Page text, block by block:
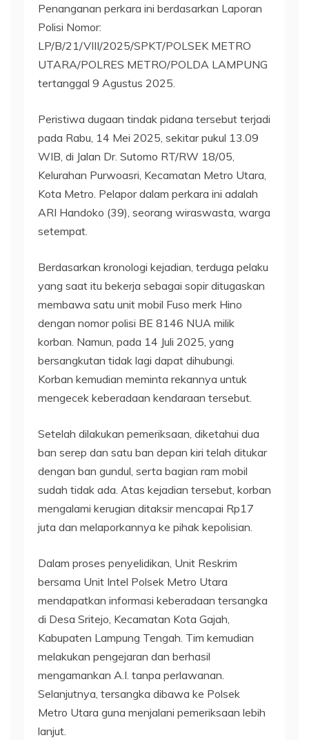
Penanganan perkara ini berdasarkan Laporan
Polisi Nomor:
LP/B/21/VIII/2025/SPKT/POLSEK METRO
UTARA/POLRES METRO/POLDA LAMPUNG
tertanggal 9 Agustus 2025.
Peristiwa dugaan tindak pidana tersebut terjadi
pada Rabu, 14 Mei 2025, sekitar pukul 13.09
WIB, di Jalan Dr. Sutomo RT/RW 18/05,
Kelurahan Purwoasri, Kecamatan Metro Utara,
Kota Metro. Pelapor dalam perkara ini adalah
ARI Handoko (39), seorang wiraswasta, warga
setempat.
Berdasarkan kronologi kejadian, terduga pelaku
yang saat itu bekerja sebagai sopir ditugaskan
membawa satu unit mobil Fuso merk Hino
dengan nomor polisi BE 8146 NUA milik
korban. Namun, pada 14 Juli 2025, yang
bersangkutan tidak lagi dapat dihubungi.
Korban kemudian meminta rekannya untuk
mengecek keberadaan kendaraan tersebut.
Setelah dilakukan pemeriksaan, diketahui dua
ban serep dan satu ban depan kiri telah ditukar
dengan ban gundul, serta bagian ram mobil
sudah tidak ada. Atas kejadian tersebut, korban
mengalami kerugian ditaksir mencapai Rp17
juta dan melaporkannya ke pihak kepolisian.
Dalam proses penyelidikan, Unit Reskrim
bersama Unit Intel Polsek Metro Utara
mendapatkan informasi keberadaan tersangka
di Desa Sritejo, Kecamatan Kota Gajah,
Kabupaten Lampung Tengah. Tim kemudian
melakukan pengejaran dan berhasil
mengamankan A.I. tanpa perlawanan.
Selanjutnya, tersangka dibawa ke Polsek
Metro Utara guna menjalani pemeriksaan lebih
lanjut.